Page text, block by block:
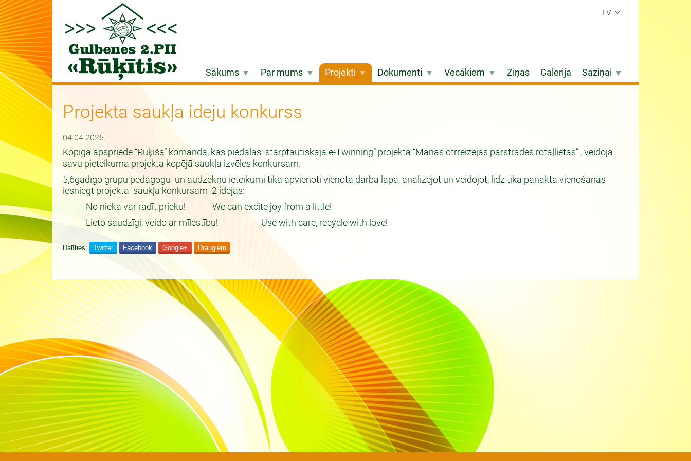
LV
Sākums Par mums Projekti Dokumenti Vecākiem Ziņas Galerija Saziņai
Projekta saukļa ideju konkurss
04.04.2025.
Kopīgā apspriedē “Rūķīša” komanda, kas piedalās starptautiskajā e-Twinning” projektā “Manas otrreizējās pārstrādes rotaļlietas” , veidoja
savu pieteikuma projekta kopējā saukļa izvēles konkursam.
5,6gadīgo grupu pedagogu un audzēkņu ieteikumi tika apvienoti vienotā darba lapā, analizējot un veidojot, līdz tika panākta vienošanās
iesniegt projekta saukļa konkursam 2 idejas:
- No nieka var radīt prieku! We can excite joy from a little!
- Lieto saudzīgi, veido ar mīlestību! Use with care, recycle with love!
Dalīties: Twitter Facebook Google+ Draugiem